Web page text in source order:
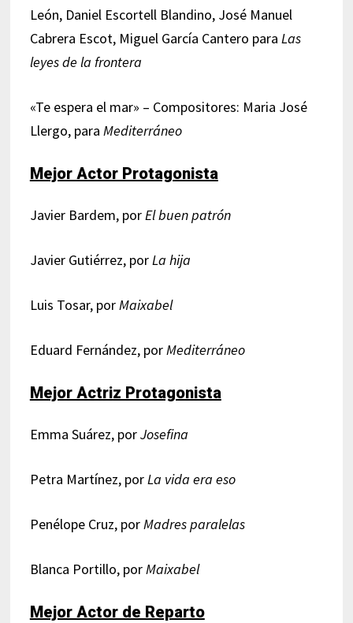
León, Daniel Escortell Blandino, José Manuel
Cabrera Escot, Miguel García Cantero para Las
leyes de la frontera
«Te espera el mar» – Compositores: Maria José
Llergo, para Mediterráneo
Mejor Actor Protagonista
Javier Bardem, porEl buen patrón
Javier Gutiérrez, porLa hija
Luis Tosar, porMaixabel
Eduard Fernández, porMediterráneo
Mejor Actriz Protagonista
Emma Suárez, porJosefina
Petra Martínez, porLa vida era eso
Penélope Cruz, porMadres paralelas
Blanca Portillo, porMaixabel
Mejor Actor de Reparto